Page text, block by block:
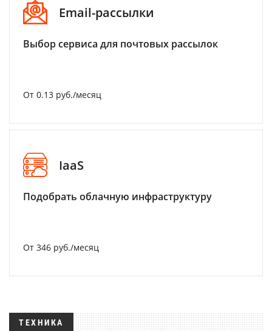
Email-рассылки
Выбор сервиса для почтовых рассылок
От 0.13 руб./месяц
IaaS
Подобрать облачную инфраструктуру
От 346 руб./месяц
ТЕХНИКА